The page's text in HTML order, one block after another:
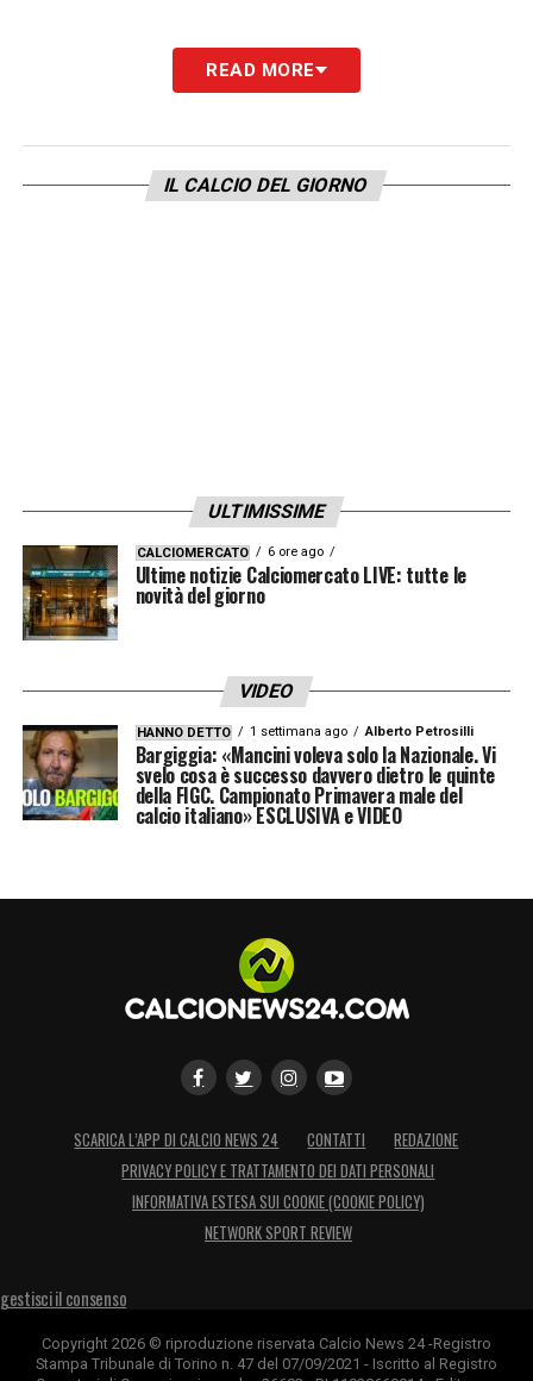
READ MORE
IL CALCIO DEL GIORNO
ULTIMISSIME
CALCIOMERCATO 6 ore ago
Ultime notizie Calciomercato LIVE: tutte le
novità del giorno
VIDEO
HANNO DETTO 1 settimana ago Alberto Petrosilli
Bargiggia: «Mancini voleva solo la Nazionale. Vi
svelo cosa è successo davvero dietro le quinte
della FIGC. Campionato Primavera male del
calcio italiano» ESCLUSIVA e VIDEO
SCARICA L’APP DI CALCIO NEWS 24 CONTATTI
REDAZIONE
PRIVACY POLICY E TRATTAMENTO DEI DATI PERSONALI
INFORMATIVA ESTESA SUI COOKIE (COOKIE POLICY)
NETWORK SPORT REVIEW
gestisci il consenso
Copyright 2026 © riproduzione riservata Calcio News 24 -Registro
Stampa Tribunale di Torino n. 47 del 07/09/2021 - Iscritto al Registro